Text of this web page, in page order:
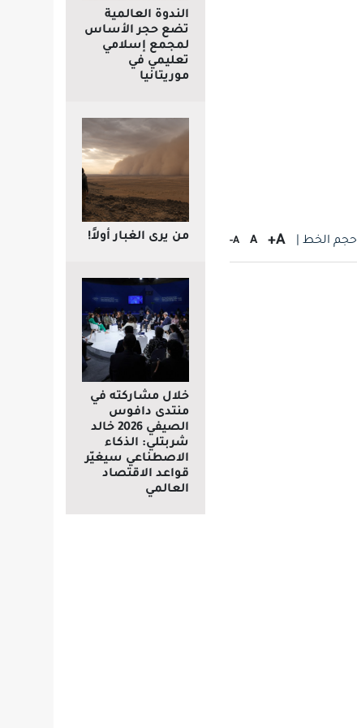
حجم الخط | A+
A
A-
الندوة العالمية
تضع حجر الأساس
لمجمع إسلامي
تعليمي في
موريتانيا
من يرى الغبار أولاً!
خلال مشاركته في
منتدى دافوس
الصيفي 2026 خالد
شربتلي: الذكاء
الاصطناعي سيغيّر
قواعد الاقتصاد
العالمي